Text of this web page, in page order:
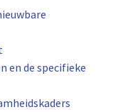
en de specifieke